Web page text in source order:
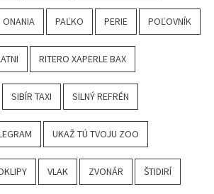
ONANIA PAĽKO PERIE POĽOVNÍK
RITERO XAPERLE BAX
SIBÍR TAXI SILNÝ REFRÉN
UKAŽ TÚ TVOJU ZOO
VLAK ZVONÁR ŠTIDIRÍ